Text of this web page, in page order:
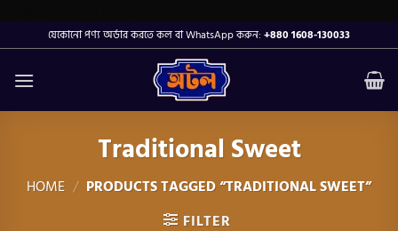
to
content
যেকোনো পণ্য অর্ডার করতে কল বা WhatsApp করুন: +880 1608-130033
Traditional Sweet
HOME / PRODUCTS TAGGED “TRADITIONAL SWEET”
FILTER